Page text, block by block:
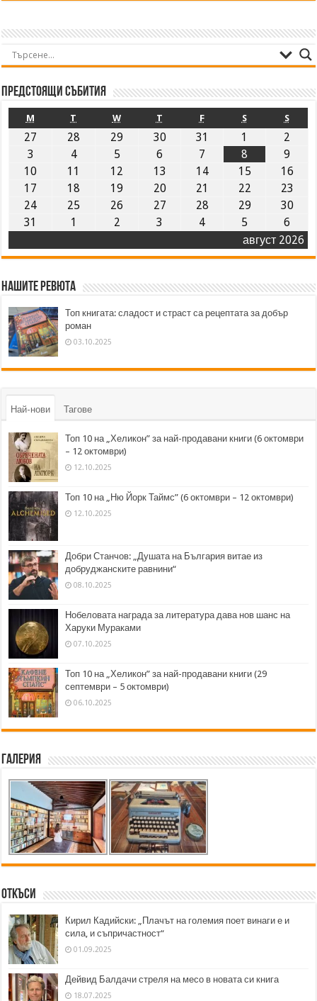
Предстоящи събития
август 2026
M T W T F S S
27 28 29 30 31 1
2
3
4 5 6 7 8
9
10
11 12 13 14 15
16
17
18 19 20 21 22
23
24
25 26 27 28 29
30
31
1 2 3 4 5 6
Нашите ревюта
Топ книгата: сладост и страст са рецептата за добър
роман
03.10.2025
Най-нови Тагове
Топ 10 на „Хеликон” за най-продавани книги (6 октомври
– 12 октомври)
12.10.2025
Топ 10 на „Ню Йорк Таймс” (6 октомври – 12 октомври)
12.10.2025
Добри Станчов: „Душата на България витае из
добруджанските равнини“
08.10.2025
Нобеловата награда за литература дава нов шанс на
Харуки Мураками
07.10.2025
Топ 10 на „Хеликон” за най-продавани книги (29
септември – 5 октомври)
06.10.2025
Галерия
Откъси
Кирил Кадийски: „Плачът на големия поет винаги е и
сила, и съпричастност“
01.09.2025
Дейвид Балдачи стреля на месо в новата си книга
18.07.2025